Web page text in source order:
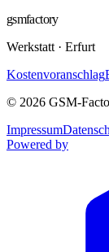
gsmfactory
Werkstatt· Erfurt
Kostenvoranschlag
© 2026 GSM-
Impressum
Powered by